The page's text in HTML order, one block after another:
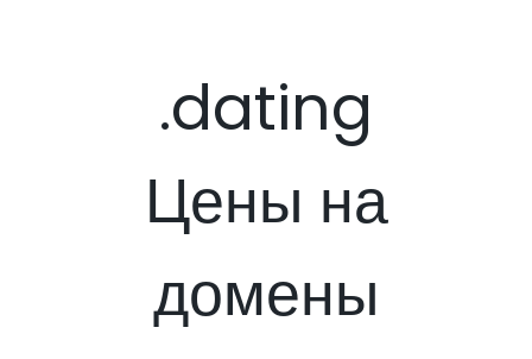
.dating
Цены на
домены